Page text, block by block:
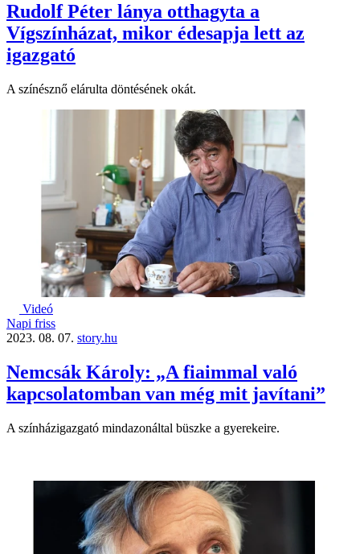
Rudolf Péter lánya otthagyta a
Vígszínházat, mikor édesapja lett az
igazgató
A színésznő elárulta döntésének okát.
Videó
Napi friss
2023. 08. 07. story.hu
Nemcsák Károly: „A fiaimmal való
kapcsolatomban van még mit javítani”
A színházigazgató mindazonáltal büszke a gyerekeire.